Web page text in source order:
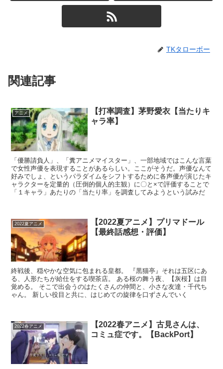
TKタローボー
関連記事
アニメ
【打率調査】茅野愛衣【当たりキ
ャラ率】
「優勝請負人」、「糞アニメマイスター」、一部地域ではこんな言葉
で女性声優を表現することがあるらしい。ここがそうだ。声優なんて
好みでしょ、というパラダイムをシフトするために各声優が演じたキ
ャラクターを定量的（圧倒的個人的主観）に〇と×で評価することで
「１キャラ」あたりの「当たり率」を調査してみようという試みだ
2022夏アニメ
【2022夏アニメ】プリマドール
【最終話感想・評価】
終戦後、穏やかな空気に包まれる皇都。 『黒猫亭』それは五区にあ
る、人形たちが給仕をする喫茶店。 ある桜の舞う夜、【灰桜】は目
覚める。 そこで出会うのはたくさんの仲間と、小さな友達・千代ち
ゃん。 新しい役目と共に、はじめての旋律を口ずさんでいく
2022春アニメ
【2022春アニメ】古見さんは、
コミュ症です。【BackPort】